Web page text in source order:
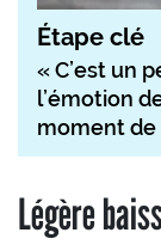
Étape clé
« C’est un
l’émotion
moment
Légère